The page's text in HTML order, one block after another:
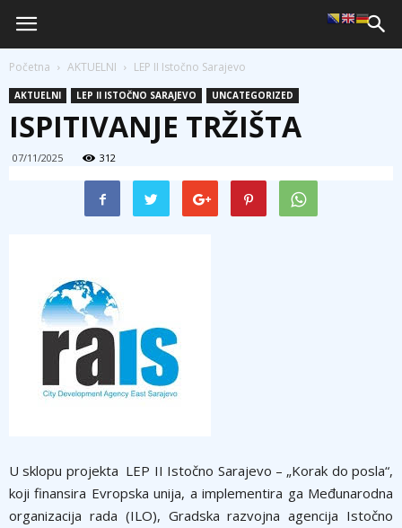
Početna AKTUELNI LEP II Istočno Sarajevo
AKTUELNI LEP II ISTOČNO SARAJEVO UNCATEGORIZED
ISPITIVANJE TRŽIŠTA
07/11/2025 312
U sklopu projekta LEP II Istočno Sarajevo – „Korak do posla“,
koji finansira Evropska unija, a implementira ga Međunarodna
organizacija rada (ILO), Gradska razvojna agencija Istočno